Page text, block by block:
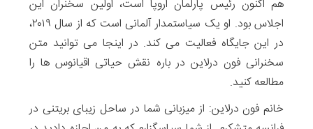
هم اکنون رئیس پارلمان اروپا است، اولین سخنران این
اجلاس بود. او یک سیاستمدار آلمانی است که از سال ۲۰۱۹،
در این جایگاه فعالیت می کند. در اینجا می توانید متن
سخنرانی فون درلاین در باره نقش حیاتی اقیانوس ها را
مطالعه کنید.
خانم فون درلاین: از میزبانی شما در ساحل زیبای بریتنی در